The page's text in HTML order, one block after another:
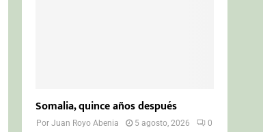
Somalia, quince años después
PorJuan Royo Abenia 5 agosto, 2026 0